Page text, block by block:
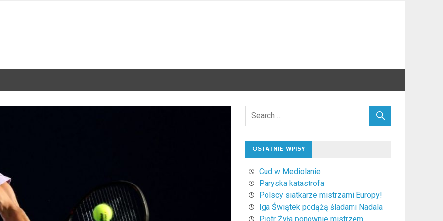
OSTATNIE WPISY
Cud w Mediolanie
Paryska katastrofa
Polscy siatkarze mistrzami Europy!
Iga Świątek podążą śladami Nadala
Piotr Żyła ponownie mistrzem